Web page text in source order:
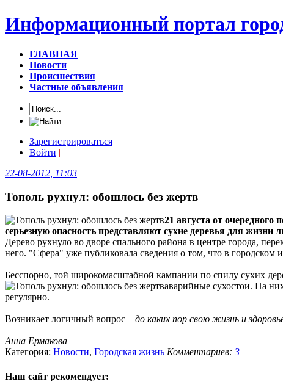
Информационный портал
ГЛАВНАЯ
Новости
Происшествия
Частные объявления
Зарегистрироваться
Войти |
22-08-2012, 11:03
Тополь рухнул: обошлось без жертв
21 августа от
серьезную опасность представляют сухие деревья для
Дерево рухнуло во дворе спального района в центре города,
него. "Сфера" уже публиковала сведения о том, что в городском
Бесспорно, той широкомасштабной кампании по спилу сухих
аварийные сухостои. На
регулярно.
Возникает логичный вопрос – до каких пор свою жизнь и
Анна Ермакова
Категория: Новости, Городская жизнь Комментариев: 3
Наш сайт рекомендует: